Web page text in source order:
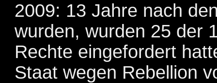
2009: 13 Jahre nach
wurden, wurden 25 der
Rechte eingefordert
Staat wegen Rebellion